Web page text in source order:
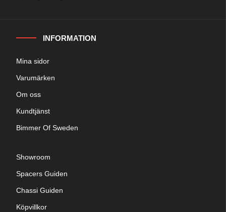
INFORMATION
Mina sidor
Varumärken
Om oss
Kundtjänst
Bimmer Of Sweden
Showroom
Spacers Guiden
Chassi Guiden
Köpvillkor